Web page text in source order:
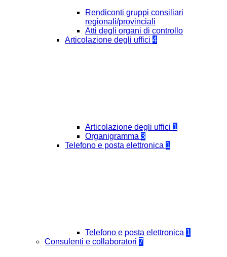
Rendiconti gruppi consiliari
regionali/provinciali
Atti degli organi di controllo
Articolazione degli uffici 4
Articolazione degli uffici 1
Organigramma 3
Telefono e posta elettronica 1
Telefono e posta elettronica 1
Consulenti e collaboratori 7